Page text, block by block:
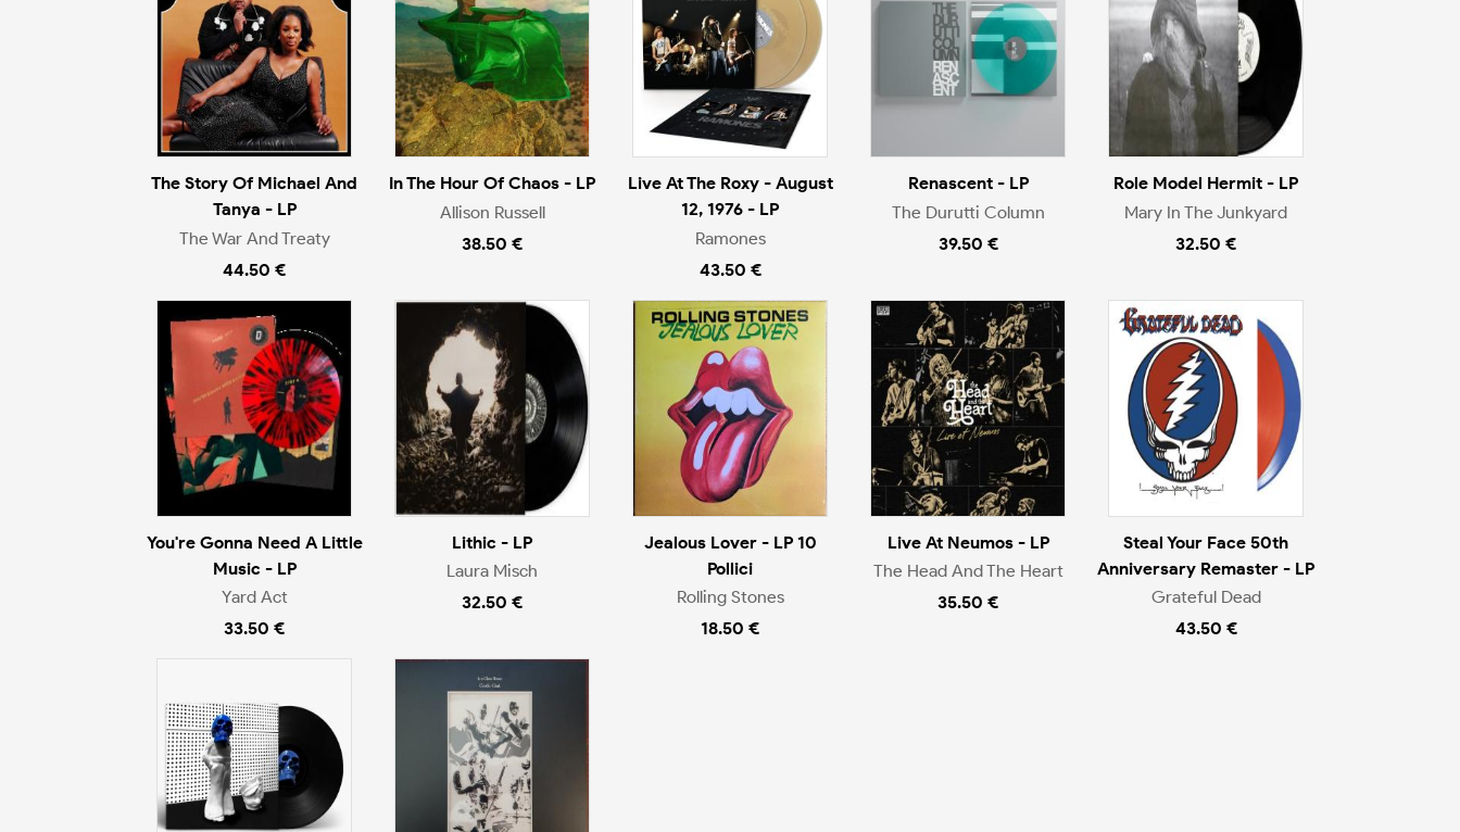
The Story Of Michael And
Tanya - LP
The War And Treaty
44.50 €
In The Hour Of Chaos - LP
Allison Russell
38.50 €
Live At The Roxy - August
12, 1976 - LP
Ramones
43.50 €
Renascent - LP
The Durutti Column
39.50 €
Role Model Hermit - LP
Mary In The Junkyard
32.50 €
You're Gonna Need A Little
Music - LP
Yard Act
33.50 €
Lithic - LP
Laura Misch
32.50 €
Jealous Lover - LP 10
Pollici
Rolling Stones
18.50 €
Live At Neumos - LP
The Head And The Heart
35.50 €
Steal Your Face 50th
Anniversary Remaster - LP
Grateful Dead
43.50 €